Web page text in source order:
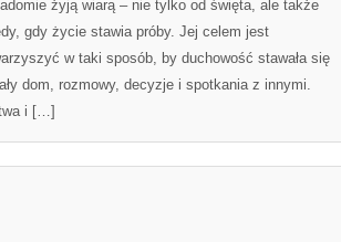
żyją wiarą – nie tylko od święta, ale także
gdy życie stawia próby. Jej celem jest
w taki sposób, by duchowość stawała się
dom, rozmowy, decyzje i spotkania z innymi.
i […]